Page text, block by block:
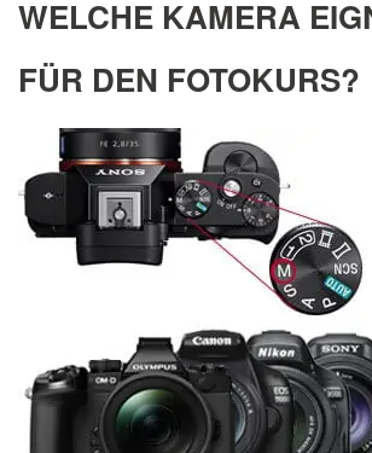
WELCHE KAMERA
FÜR DEN FOTOKURS?